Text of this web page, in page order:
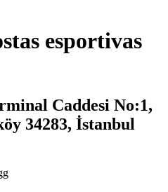
esportivas
Caddesi No:1,
34283, İstanbul